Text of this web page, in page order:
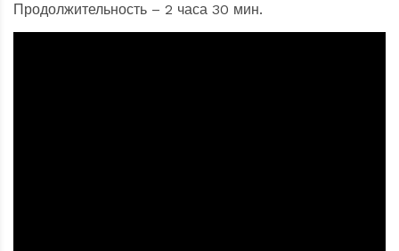
Продолжительность – 2 часа 30 мин.